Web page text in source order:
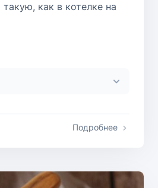
как в котелке на
Подробнее